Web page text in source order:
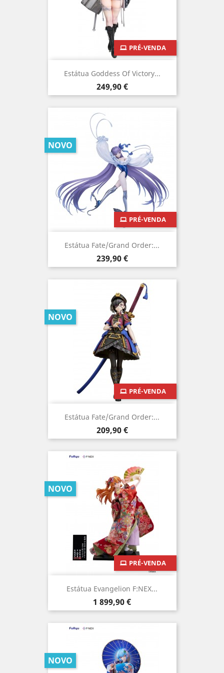
Estátua Goddess Of Victory...
Preço
249,90 €
PRÉ-VENDA
Estátua Fate/Grand Order:...
Preço
239,90 €
PRÉ-VENDA
NOVO
Estátua Fate/Grand Order:...
Preço
209,90 €
PRÉ-VENDA
NOVO
Estátua Evangelion F:NEX...
Preço
1 899,90 €
PRÉ-VENDA
NOVO
NOVO